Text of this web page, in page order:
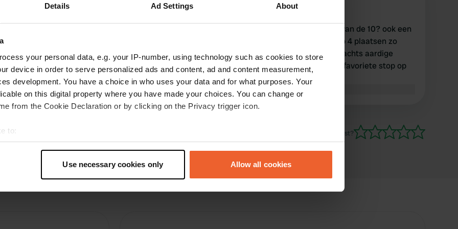
Details Ad Settings About
your personal data, e.g. your IP-number, using technology such as cookies to store
device in order to serve personalized ads and content, ad and content measurement,
development. You have a choice in who uses your data and for what purposes. Your
on this digital property where you have made your choices. You can change or
from the Cookie Declaration or by clicking on the Privacy trigger icon.
to:
geographical location which can be accurate to within several meters
personal data is processed and set your preferences in the
Use necessary cookies only Allow all cookies
aug. 2024
consumpties. prijs camperplaats er langs 30
pond zonder eten. eten is wel zeer goed
apr. 2023
het eten is van de schaal 10 van de 10? ook een
kleine camping achter de pub 4 plaatsen zo
handig bij de A 1 doodstil 's nachts aardige
mensen runnen de pub onze favoriete stop op
weg naar de haven van Tyne.
Vertaald door Google
Ben jij hier geweest?